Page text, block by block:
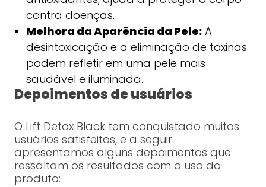
contra doenças.
Melhora da Aparência da Pele:A
desintoxicação e a eliminação de toxinas
podem refletir em uma pele mais
saudável e iluminada.
Depoimentos de usuários
O Lift Detox Black tem conquistado muitos
usuários satisfeitos, e a seguir
apresentamos alguns depoimentos que
ressaltam os resultados com o uso do
produto: